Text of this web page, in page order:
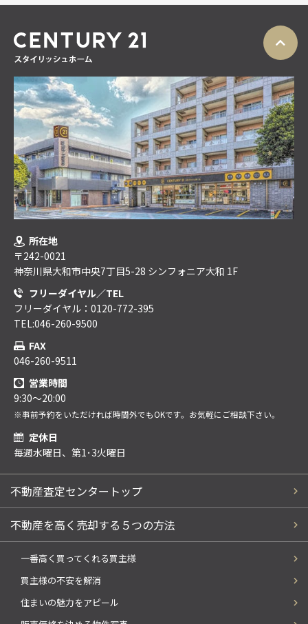
所在地
〒242-0021
神奈川県大和市中央7丁目5-28 シンフォニア大和 1F
フリーダイヤル／TEL
フリーダイヤル：0120-772-395
TEL:046-260-9500
FAX
046-260-9511
営業時間
9:30～20:00
※事前予約をいただければ時間外でもOKです。お気軽にご相談下さい。
定休日
毎週水曜日、第1･3火曜日
不動産査定センタートップ
不動産を高く売却する５つの方法
一番高く買ってくれる買主様
買主様の不安を解消
住まいの魅力をアピール